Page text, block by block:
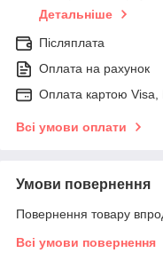
Детальніше
Післяплата
Оплата на рахунок
Оплата картою
Всі умови оплати
Умови повернення
Повернення товару
Всі умови повернення